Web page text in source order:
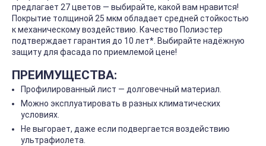
предлагает 27 цветов — выбирайте, какой вам нравится!
Покрытие толщиной 25 мкм обладает средней стойкостью
к механическому воздействию. Качество Полиэстер
подтверждает гарантия до 10 лет*. Выбирайте надёжную
защиту для фасада по приемлемой цене!
ПРЕИМУЩЕСТВА:
Профилированный лист — долговечный материал.
Можно эксплуатировать в разных климатических
условиях.
Не выгорает, даже если подвергается воздействию
ультрафиолета.